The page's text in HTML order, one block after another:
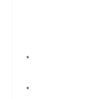
＊
＊